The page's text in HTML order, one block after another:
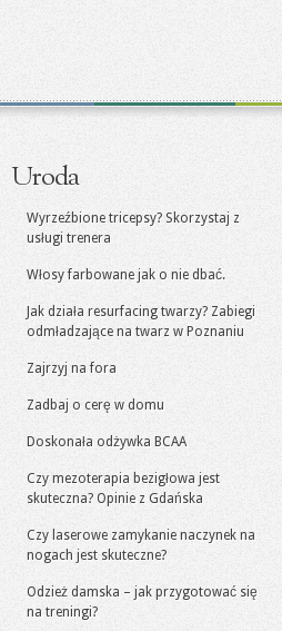
Uroda
Wyrzeźbione tricepsy? Skorzystaj z
usługi trenera
Włosy farbowane jak o nie dbać.
Jak działa resurfacing twarzy? Zabiegi
odmładzające na twarz w Poznaniu
Zajrzyj na fora
Zadbaj o cerę w domu
Doskonała odżywka BCAA
Czy mezoterapia bezigłowa jest
skuteczna? Opinie z Gdańska
Czy laserowe zamykanie naczynek na
nogach jest skuteczne?
Odzież damska – jak przygotować się
na treningi?